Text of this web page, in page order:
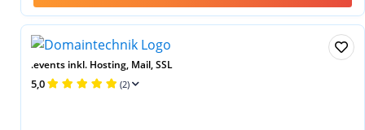
.events inkl. Hosting, Mail, SSL
5,0 (2)